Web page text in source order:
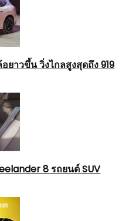
ยาวขึ้น วิ่งไกลสูงสุดถึง 919
8 รถยนต์ SUV